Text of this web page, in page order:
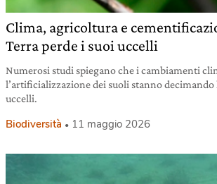
Clima, agricoltura e
Terra perde i suoi uccelli
Numerosi studi spiegano che i cambiamenti
l’artificializzazione dei suoli stanno
uccelli.
Biodiversità 11 maggio 2026